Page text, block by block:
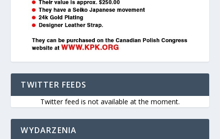
TWITTER FEEDS
Twitter feed is not available at the moment.
WYDARZENIA